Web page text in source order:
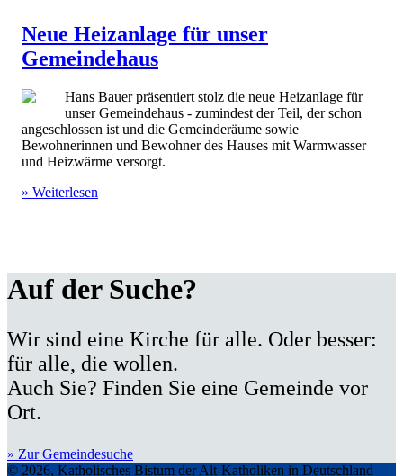
Neue Heizanlage für unser
Gemeindehaus
Hans Bauer präsentiert stolz die neue Heizanlage für
unser Gemeindehaus - zumindest der Teil, der schon
angeschlossen ist und die Gemeinderäume sowie
Bewohnerinnen und Bewohner des Hauses mit Warmwasser
und Heizwärme versorgt.
» Weiterlesen
Auf der Suche?
Wir sind eine Kirche für alle. Oder besser:
für alle, die wollen.
Auch Sie? Finden Sie eine Gemeinde vor
Ort.
» Zur Gemeindesuche
© 2026, Katholisches Bistum der Alt-Katholiken in Deutschland